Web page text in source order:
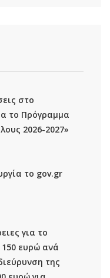
στο
το Πρόγραμμα
2026-2027»
το gov.gr
για το
ευρώ ανά
της